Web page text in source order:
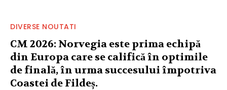
DIVERSE NOUTATI
CM 2026: Norvegia este prima echipă
din Europa care se califică în optimile
de finală, în urma succesului împotriva
Coastei de Fildeș.